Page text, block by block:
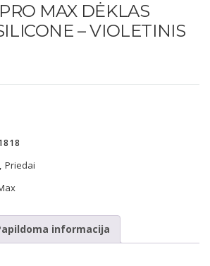
MAX DĖKLAS
– VIOLETINIS
, Priedai
informacija